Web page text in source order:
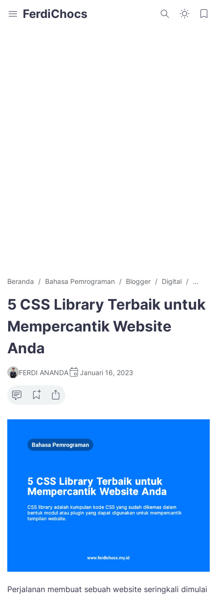
FerdiChocs
Beranda Bahasa Pemrograman Blogger Digital
5 CSS Library Terbaik untuk
Mempercantik Website
Anda
FERDI ANANDA Januari 16, 2023
Perjalanan membuat sebuah website seringkali dimulai